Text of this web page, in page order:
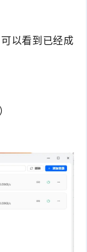
以看到已经成